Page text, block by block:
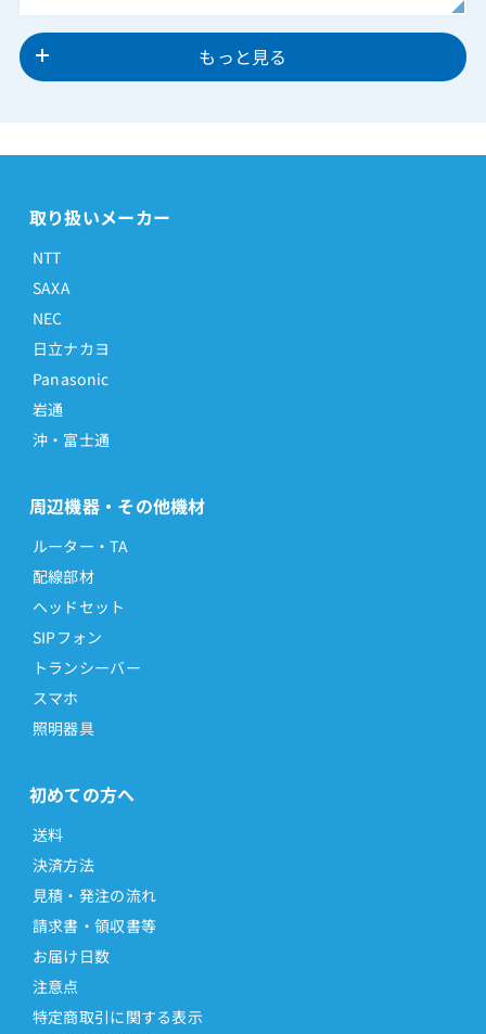
もっと見る
取り扱いメーカー
NTT
SAXA
NEC
日立ナカヨ
Panasonic
岩通
沖・富士通
周辺機器・その他機材
ルーター・TA
配線部材
ヘッドセット
SIPフォン
トランシーバー
スマホ
照明器具
初めての方へ
送料
決済方法
見積・発注の流れ
請求書・領収書等
お届け日数
注意点
特定商取引に関する表示